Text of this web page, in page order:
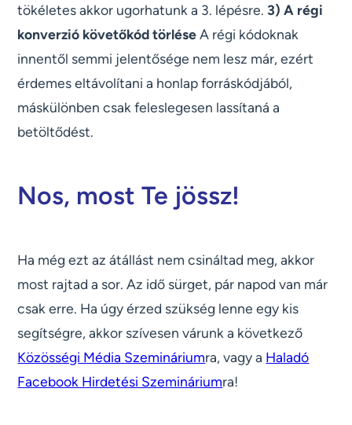
tökéletes akkor ugorhatunk a 3. lépésre.3) A régi
konverzió követőkód törléseA régi kódoknak
innentől semmi jelentősége nem lesz már, ezért
érdemes eltávolítani a honlap forráskódjából,
máskülönben csak feleslegesen lassítaná a
betöltődést.
Nos, most Te jössz!
Ha még ezt az átállást nem csináltad meg, akkor
most rajtad a sor. Az idő sürget, pár napod van már
csak erre. Ha úgy érzed szükség lenne egy kis
segítségre, akkor szívesen várunk a következő
Közösségi Média Szemináriumra, vagy a Haladó
Facebook Hirdetési Szemináriumra!